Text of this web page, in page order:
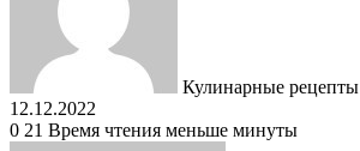
Кулинарные рецепты
12.12.2022
0 21 Время чтения меньше минуты